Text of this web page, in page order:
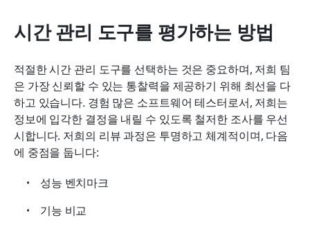
시간 관리 도구를 평가하는 방법
적절한 시간 관리 도구를 선택하는 것은 중요하며, 저희 팀
은 가장 신뢰할 수 있는 통찰력을 제공하기 위해 최선을 다
하고 있습니다. 경험 많은 소프트웨어 테스터로서, 저희는
정보에 입각한 결정을 내릴 수 있도록 철저한 조사를 우선
시합니다. 저희의 리뷰 과정은 투명하고 체계적이며, 다음
에 중점을 둡니다:
성능 벤치마크
기능 비교